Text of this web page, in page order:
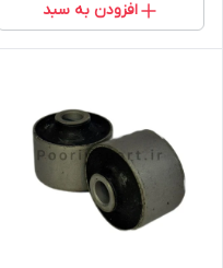
افزودن به سبد